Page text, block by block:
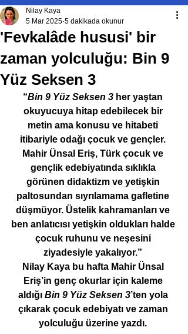
'Fevkalâde hususi' bir
zaman yolculuğu: Bin 9
Yüz Seksen 3
Nilay Kaya
5 Mar 2025 5 dakikada okunur
“Bin 9 Yüz Seksen 3 her yaştan
okuyucuya hitap edebilecek bir
metin ama konusu ve hitabeti
itibariyle odağı çocuk ve gençler.
Mahir Ünsal Eriş, Türk çocuk ve
gençlik edebiyatında sıklıkla
görünen didaktizm ve yetişkin
paltosundan sıyrılamama gafletine
düşmüyor. Üstelik kahramanları ve
ben anlatıcısı yetişkin oldukları halde
çocuk ruhunu ve neşesini
ziyadesiyle yakalıyor.”
Nilay Kaya bu hafta Mahir Ünsal
Eriş’in genç okurlar için kaleme
aldığı Bin 9 Yüz Seksen 3’ten yola
çıkarak çocuk edebiyatı ve zaman
yolculuğu üzerine yazdı.